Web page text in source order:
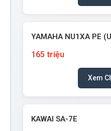
YAMAHA NU1XA PE
165 triệu
Xem
KAWAI SA-7E